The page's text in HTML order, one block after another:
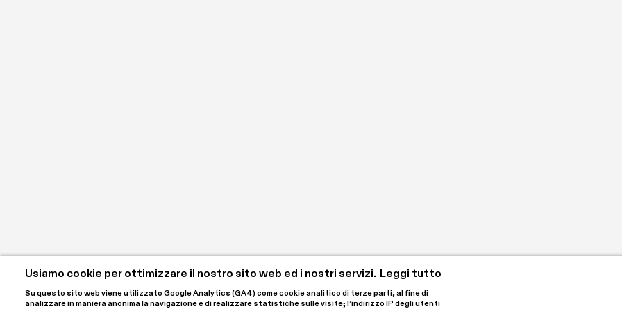
Usiamo cookie per ottimizzare il nostro sito web ed i nostri servizi. Leggi tutto
Su questo sito web viene utilizzato Google Analytics (GA4) come cookie analitico di terze parti, al fine di
analizzare in maniera anonima la navigazione e di realizzare statistiche sulle visite; l’indirizzo IP degli utenti